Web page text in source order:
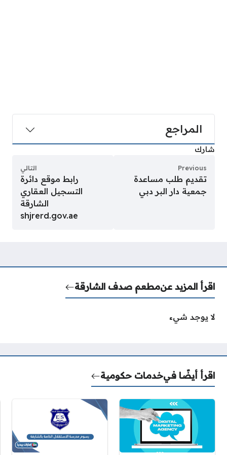
المراجع
شارك
Previous
تقديم طلب مساعدة
جمعية دار البر دبي
التالي
رابط موقع دائرة
التسجيل العقاري
الشارقة
shjrerd.gov.ae
اقرأ المزيد عنمطعم صدف الشارقة
لا يوجد شيء
اقرأ أيضًا فيخدمات حكومية